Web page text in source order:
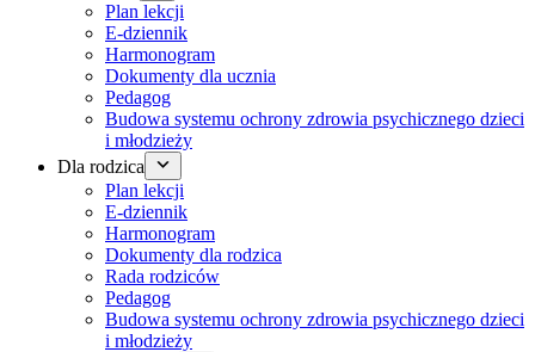
Plan lekcji
E-dziennik
Harmonogram
Dokumenty dla ucznia
Pedagog
Budowa systemu ochrony zdrowia psychicznego dzieci
i młodzieży
Dla rodzica
Plan lekcji
E-dziennik
Harmonogram
Dokumenty dla rodzica
Rada rodziców
Pedagog
Budowa systemu ochrony zdrowia psychicznego dzieci
i młodzieży